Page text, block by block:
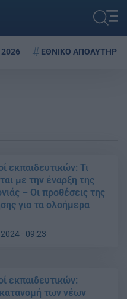
ΕΘΝΙΚΟ ΑΠΟΛΥΤΗΡΙΟ
εκπαιδευτικών: Τι
με την έναρξη της
– Οι προθέσεις της
για τα ολοήμερα
- 09:23
εκπαιδευτικών:
κατανομή των νέων